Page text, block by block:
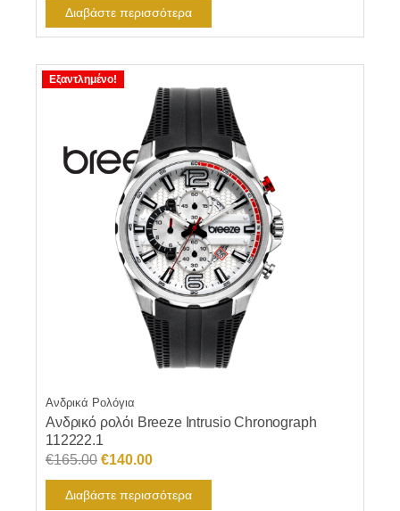
Διαβάστε περισσότερα
Εξαντλημένο!
Ανδρικά Ρολόγια
Ανδρικό ρολόι Breeze Intrusio Chronograph
112222.1
€165.00 Original
price
was:
€140.00Η
τρέχουσα
τιμή
Διαβάστε περισσότερα